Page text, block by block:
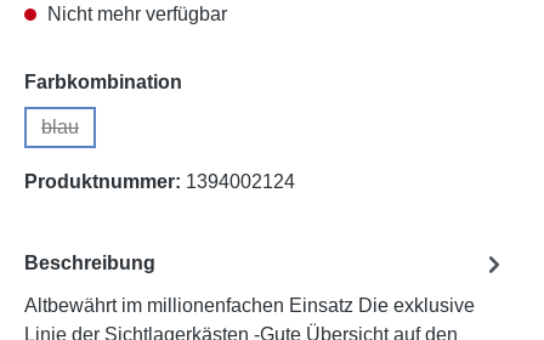
Nicht mehr verfügbar
Farbkombination
blau
(Diese Option ist zurzeit nicht verfügbar.)
Produktnummer: 1394002124
Beschreibung
Altbewährt im millionenfachen Einsatz Die exklusive
Linie der Sichtlagerkästen -Gute Übersicht auf den